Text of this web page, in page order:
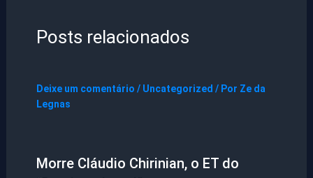
Posts relacionados
Deixe um comentário / Uncategorized / Por Ze da
Legnas
Morre Cláudio Chirinian, o ET do